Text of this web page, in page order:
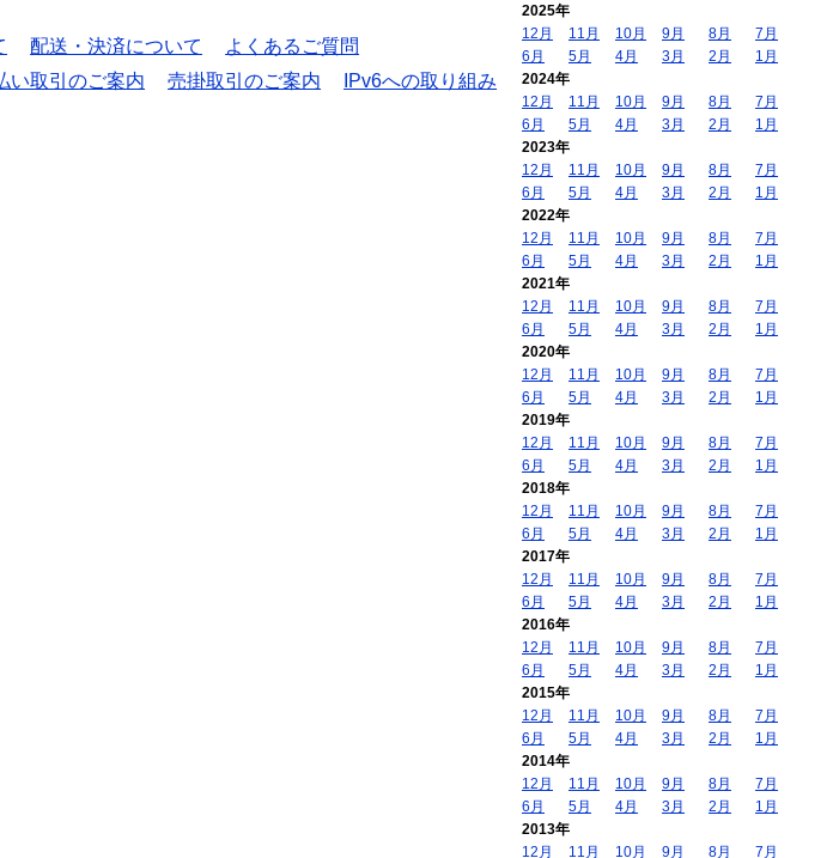
配送・決済について
よくあるご質問
い取引のご案内 売掛取引のご案内
IPv6への取り組み
2025年
12月
11月 10月 9月 8月
7月
6月
5月 4月 3月 2月
1月
2024年
12月
11月 10月 9月 8月
7月
6月
5月 4月 3月 2月
1月
2023年
12月
11月 10月 9月 8月
7月
6月
5月 4月 3月 2月
1月
2022年
12月
11月 10月 9月 8月
7月
6月
5月 4月 3月 2月
1月
2021年
12月
11月 10月 9月 8月
7月
6月
5月 4月 3月 2月
1月
2020年
12月
11月 10月 9月 8月
7月
6月
5月 4月 3月 2月
1月
2019年
12月
11月 10月 9月 8月
7月
6月
5月 4月 3月 2月
1月
2018年
12月
11月 10月 9月 8月
7月
6月
5月 4月 3月 2月
1月
2017年
12月
11月 10月 9月 8月
7月
6月
5月 4月 3月 2月
1月
2016年
12月
11月 10月 9月 8月
7月
6月
5月 4月 3月 2月
1月
2015年
12月
11月 10月 9月 8月
7月
6月
5月 4月 3月 2月
1月
2014年
12月
11月 10月 9月 8月
7月
6月
5月 4月 3月 2月
1月
2013年
12月
11月 10月 9月 8月 7月